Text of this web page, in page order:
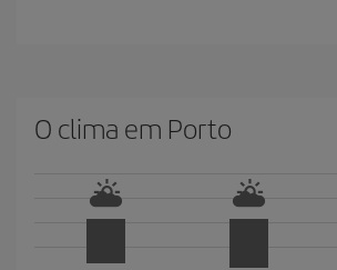
O clima em Porto